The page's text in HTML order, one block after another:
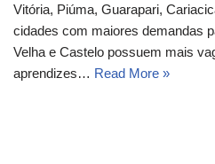
Vitória, Piúma, Guarapari,
cidades com maiores demandas
Velha e Castelo possuem mais
aprendizes… Read More »